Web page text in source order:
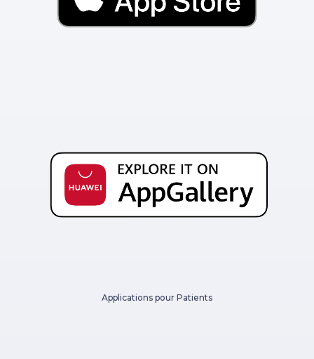
Applications pour Patients